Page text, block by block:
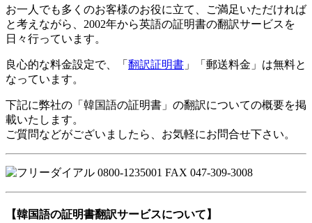
お一人でも多くのお客様のお役に立て、ご満足いただければ
と考えながら、2002年から英語の証明書の翻訳サービスを
日々行っています。
良心的な料金設定で、「 翻訳証明書 」「郵送料金」は無料と
なっています。
下記に弊社の「韓国語の証明書」の翻訳についての概要を掲
載いたします。
ご質問などがございましたら、お気軽にお問合せ下さい。
【韓国語の証明書翻訳サービスについて】